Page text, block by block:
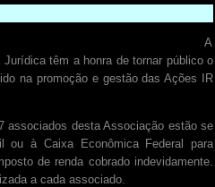
A
têm a honra de tornar público o
na promoção e gestão das Ações IR
associados desta Associação estão se
ou à Caixa Econômica Federal para
de renda cobrado indevidamente.
a cada associado.